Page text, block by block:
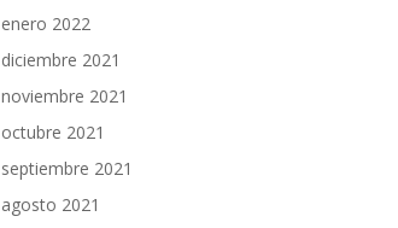
enero 2022
diciembre 2021
noviembre 2021
octubre 2021
septiembre 2021
agosto 2021